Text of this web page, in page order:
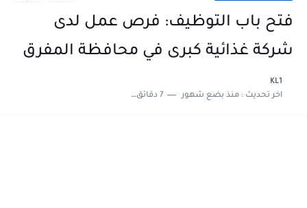
فتح باب التوظيف: فرص عمل لدى
شركة غذائية كبرى في محافظة المفرق
KL1
اخر تحديث :منذ بضع شهور 7 دقائق للقراءة